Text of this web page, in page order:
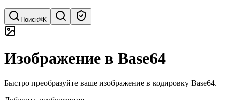
Поиск⌘K
Быстрый поиск инструментов
Изображение в Base64
Быстро преобразуйте ваше изображение в кодировку Base64.